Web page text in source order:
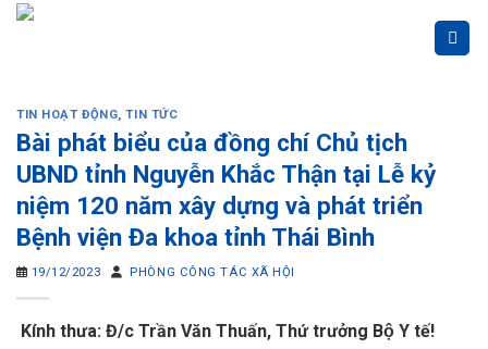
Skip
TIN HOẠT ĐỘNG,TIN TỨC
Bài phát biểu của đồng chí Chủ tịch
UBND tỉnh Nguyễn Khắc Thận tại Lễ kỷ
niệm 120 năm xây dựng và phát triển
Bệnh viện Đa khoa tỉnh Thái Bình
19/12/2023 PHÒNG CÔNG TÁC XÃ HỘI
Kính thưa: Đ/c Trần Văn Thuấn, Thứ trưởng Bộ Y tế!